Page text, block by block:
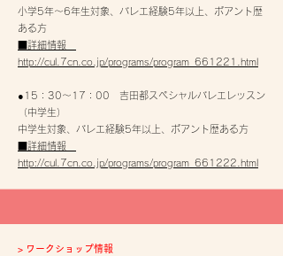
小学5年～6年生対象、バレエ経験5年以上、ポアント歴
ある方
■詳細情報
http://cul.7cn.co.jp/programs/program_661221.html
●15：30～17：00 吉田都スペシャルバレエレッスン
（中学生）
中学生対象、バレエ経験5年以上、ポアント歴ある方
■詳細情報
http://cul.7cn.co.jp/programs/program_661222.html
​> ワークショップ情報